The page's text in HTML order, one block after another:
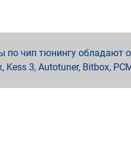
по чип тюнингу обладают
Kess 3, Autotuner, Bitbox,